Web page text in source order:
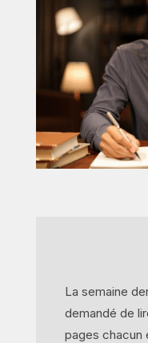
La semaine
demandé de
pages chacun